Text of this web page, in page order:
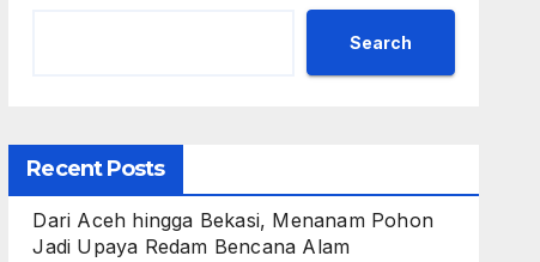
Search
Recent Posts
Dari Aceh hingga Bekasi, Menanam Pohon
Jadi Upaya Redam Bencana Alam